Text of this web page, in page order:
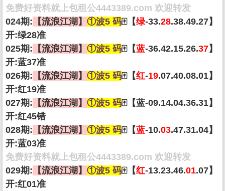
免费好资料就上包租公4443389.com 欢迎转发
024期: 【流浪江湖】 ①波5 码🀄【绿-33.28.38.49.27】
开:绿28准
025期: 【流浪江湖】 ①波5 码🀄【蓝-36.42.15.26.37】
开:蓝37准
026期: 【流浪江湖】 ①波5 码🀄【红-19.07.40.08.01】
开:红19准
027期: 【流浪江湖】 ①波5 码🀄【蓝-09.14.04.36.31】
开:红45错
028期: 【流浪江湖】 ①波5 码🀄【蓝-10.03.47.31.04】
开:蓝03准
免费好资料就上包租公4443389.com 欢迎转发
029期: 【流浪江湖】 ①波5 码🀄【红-13.23.46.01.07】
开:红01准